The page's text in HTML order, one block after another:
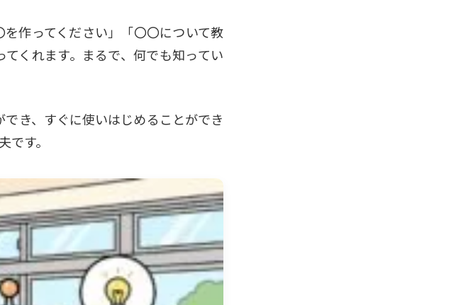
作ってください」「〇〇について教
くれます。まるで、何でも知ってい
き、すぐに使いはじめることができ
す。